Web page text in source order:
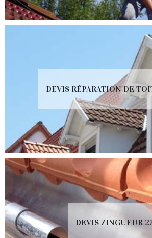
DEVIS RÉPARATION DE
DEVIS ZINGUEUR